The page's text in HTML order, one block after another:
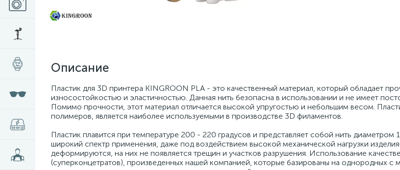
Описание
Пластик для 3D принтера KINGROON PLA - это качественный материал, который обладает
износостойкостью и эластичностью. Данная нить безопасна в использовании и не имеет
Помимо прочности, этот материал отличается высокой упругостью и небольшим весом.
полимеров, является наиболее используемыми в производстве 3D филаментов.
Пластик плавится при температуре 200 - 220 градусов и представляет собой нить диаметром
широкий спектр применения, даже под воздействием высокой механической нагрузки
деформируются, на них не появляется трещин и участков разрушения. Использование
(суперконцетратов), произведенных нашей компанией, которые базированы на однородных с